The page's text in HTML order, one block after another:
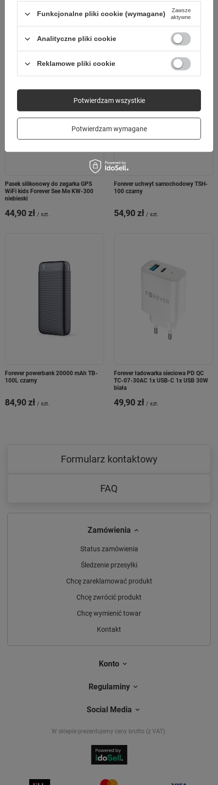
Pasek silikonowy Fitband JW-150
44,90 zł / szt.
Pasek silikonowy do zegarka GPS kids
Forever Find Me KW-200 zielony
44,90 zł / szt.
Pasek silikonowy do zegarka GPS
WiFi kids Forever See Me KW-300
niebieski
44,90 zł / szt.
Forever uchwyt samochodowy TSH-
100 czarny
54,90 zł / szt.
Forever powerbank 20000 mAh TB-
100L czarny
84,90 zł / szt.
Forever ładowarka sieciowa PD QC
TC-07-30AC 1x USB-C 1x USB 30W
biała
49,90 zł / szt.
Formularz kontaktowy
FAQ
Zamówienia
Status zamówienia
Śledzenie przesyłki
Chcę zareklamować produkt
Chcę zwrócić produkt
Chcę wymienić towar
Kontakt
Konto
Regulaminy
Social Media
W sklepie prezentujemy ceny brutto (z VAT).
Funkcjonalne pliki cookie (wymagane)
Zawsze
aktywne
Analityczne pliki cookie
Reklamowe pliki cookie
Potwierdzam wymagane
Potwierdzam wszystkie